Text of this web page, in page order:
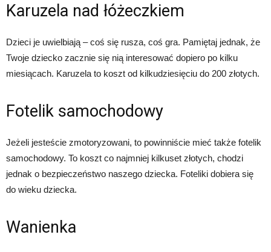
Karuzela nad łóżeczkiem
Dzieci je uwielbiają – coś się rusza, coś gra. Pamiętaj jednak, że
Twoje dziecko zacznie się nią interesować dopiero po kilku
miesiącach. Karuzela to koszt od kilkudziesięciu do 200 złotych.
Fotelik samochodowy
Jeżeli jesteście zmotoryzowani, to powinniście mieć także fotelik
samochodowy. To koszt co najmniej kilkuset złotych, chodzi
jednak o bezpieczeństwo naszego dziecka. Foteliki dobiera się
do wieku dziecka.
Wanienka